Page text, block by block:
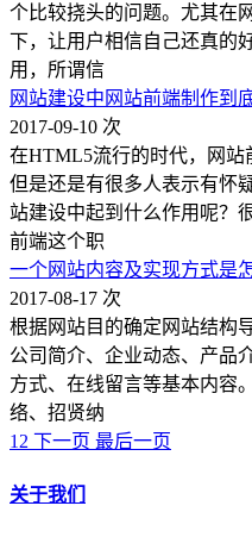
个比较挠头的问题。尤其在
下，让用户相信自己还真
用，所谓信
网站建设中网站前端制作到
2017-09-10 次
在HTML5流行的时代，网站
但是还是有很多人表示有怀
站建设中起到什么作用呢？
前端这个职
一个网站内容及实现方式是
2017-08-17 次
根据网站目的确定网站结
公司简介、企业动态、产品
方式、在线留言等基本内容
络、招贤纳
1 2 下一页 最后一页
关于我们